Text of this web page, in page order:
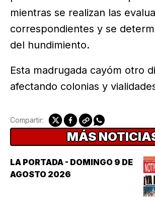
mientras se realizan las
correspondientes y se
del hundimiento.
Esta madrugada cayóm otro
afectando colonias y
Compartir:
MÁS
LA PORTADA - DOMINGO 9 DE
AGOSTO 2026